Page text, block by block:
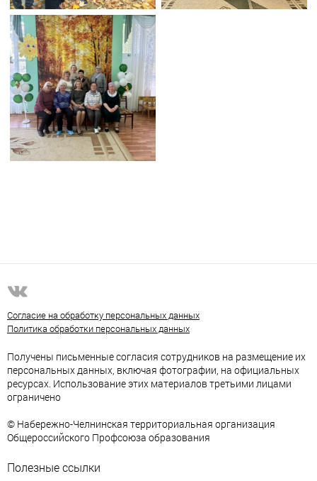
Согласие на обработку персональных данных
Политика обработки персональных данных
Получены письменные согласия сотрудников на размещение их
персональных данных, включая фотографии, на официальных
ресурсах. Использование этих материалов третьими лицами
ограничено
© Набережно-Челнинская территориальная организация
Общероссийского Профсоюза образования
Полезные ссылки